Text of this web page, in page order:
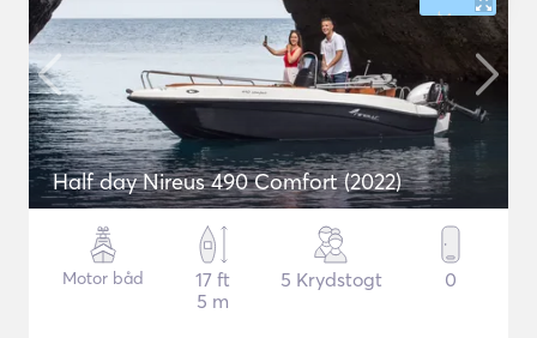
Half day Nireus 490 Comfort (2022)
Motor båd
17 ft
5 m
5 Krydstogt 0